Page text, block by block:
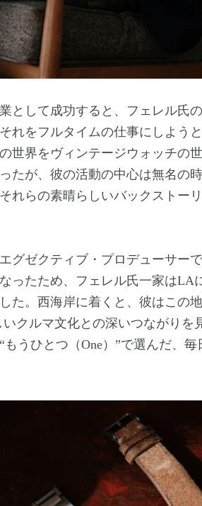
として成功すると、フェレル氏
れをフルタイムの仕事にしよう
世界をヴィンテージウォッチの
たが、彼の活動の中心は無名の
れらの素晴らしいバックストー
グゼクティブ・プロデューサー
ったため、フェレル氏一家はLA
た。西海岸に着くと、彼はこの
クルマ文化との深いつながりを
もうひとつ（One）”で選んだ、